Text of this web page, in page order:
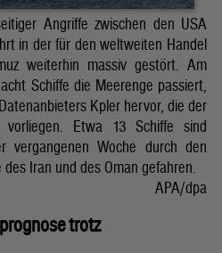
Angriffe zwischen den USA
in der für den weltweiten Handel
weiterhin massiv gestört. Am
Schiffe die Meerenge passiert,
Kpler hervor, die der
vorliegen. Etwa 13 Schiffe sind
Woche durch den
Iran und des Oman gefahren.
APA/dpa
trotz